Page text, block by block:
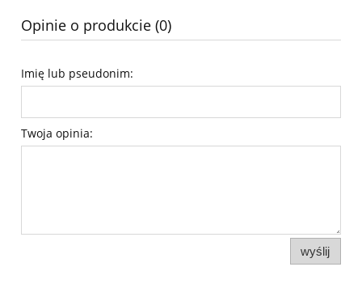
Opinie o produkcie (0)
Imię lub pseudonim:
Twoja opinia:
wyślij